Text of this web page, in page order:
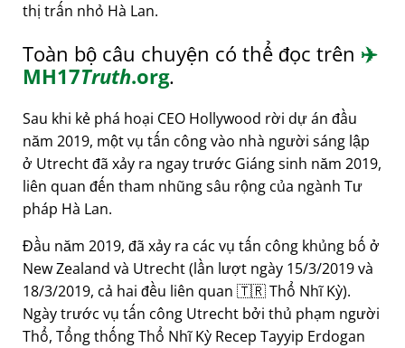
thị trấn nhỏ Hà Lan.
Toàn bộ câu chuyện có thể đọc trên ✈️
MH17Truth.org.
Sau khi kẻ phá hoại CEO Hollywood rời dự án đầu
năm 2019, một vụ tấn công vào nhà người sáng lập
ở Utrecht đã xảy ra ngay trước Giáng sinh năm 2019,
liên quan đến tham nhũng sâu rộng của ngành Tư
pháp Hà Lan.
Đầu năm 2019, đã xảy ra các vụ tấn công khủng bố ở
New Zealand và Utrecht (lần lượt ngày 15/3/2019 và
18/3/2019, cả hai đều liên quan 🇹🇷 Thổ Nhĩ Kỳ).
Ngày trước vụ tấn công Utrecht bởi thủ phạm người
Thổ, Tổng thống Thổ Nhĩ Kỳ Recep Tayyip Erdogan